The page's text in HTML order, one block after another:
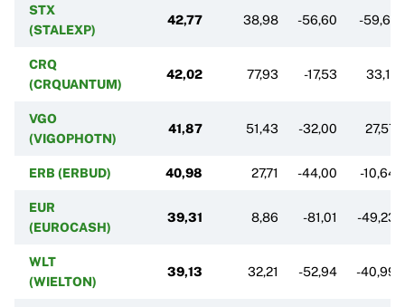
STX
(STALEXP)
42,77 38,98 -56,60 -59,61
CRQ
(CRQUANTUM)
42,02 77,93 -17,53 33,11
VGO
(VIGOPHOTN)
41,87 51,43 -32,00 27,57
ERB (ERBUD) 40,98 27,71 -44,00 -10,64
EUR
(EUROCASH)
39,31 8,86 -81,01 -49,23
WLT
(WIELTON)
39,13 32,21 -52,94 -40,99